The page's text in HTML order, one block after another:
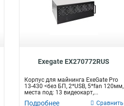
Exegate EX270772RUS
Корпус для майнинга ExeGate Pro
13-430 <без БП, 2*USB, 5*fan 120мм,
места под: 13 видеокарт,...
Подробнее Сравнить